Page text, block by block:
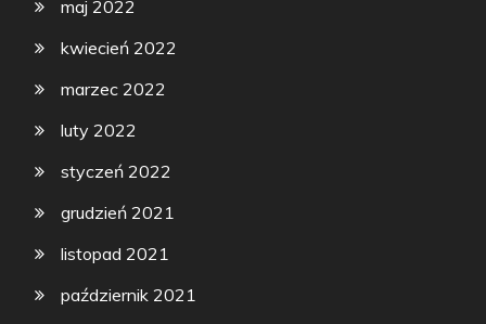
maj 2022
kwiecień 2022
marzec 2022
luty 2022
styczeń 2022
grudzień 2021
listopad 2021
październik 2021